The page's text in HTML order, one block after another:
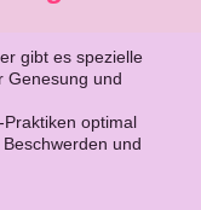
gibt es spezielle
Genesung und
optimal
und